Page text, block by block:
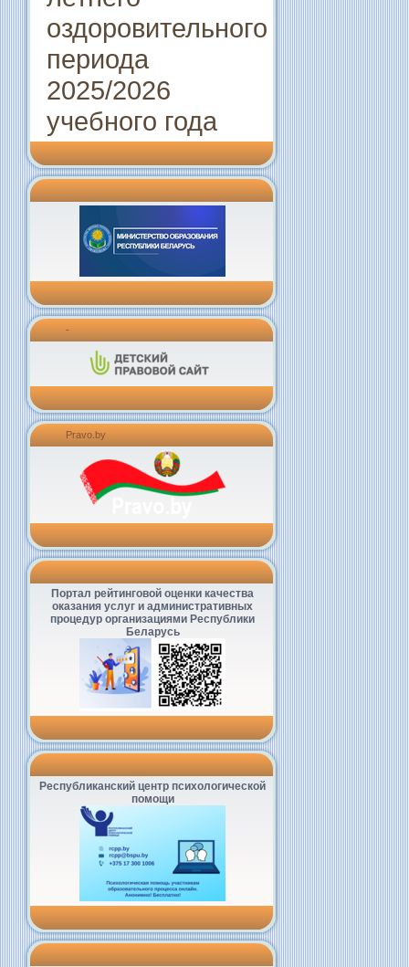
оздоровительного
периода
2025/2026
учебного года
-
Pravo.by
Портал рейтинговой оценки качества
оказания услуг и административных
процедур организациями Республики
Беларусь
Республиканский центр психологической
помощи